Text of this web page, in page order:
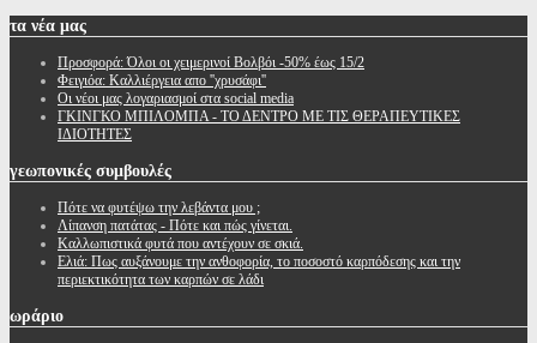
τα νέα μας
Προσφορά: Όλοι οι χειμερινοί Βολβόι -50% έως 15/2
Φειγιόα: Καλλιέργεια απο ''χρυσάφι''
Oι νέοι μας λογαριασμοί στα social media
ΓΚΙΝΓΚΟ ΜΠΙΛΟΜΠΑ - ΤΟ ΔΕΝΤΡΟ ΜΕ ΤΙΣ ΘΕΡΑΠΕΥΤΙΚΕΣ
ΙΔΙΟΤΗΤΕΣ
γεωπονικές συμβουλές
Πότε να φυτέψω την λεβάντα μου ;
Λίπανση πατάτας - Πότε και πώς γίνεται.
Καλλωπιστικά φυτά που αντέχουν σε σκιά.
Ελιά: Πως αυξάνουμε την ανθοφορία, το ποσοστό καρπόδεσης και την
περιεκτικότητα των καρπών σε λάδι
ωράριο